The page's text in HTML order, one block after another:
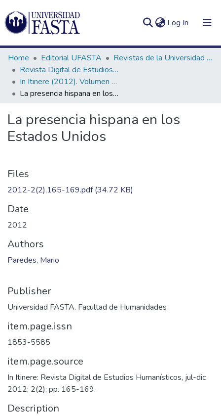
Log In (current)
Communities
&
Collections
All of DSpace
Statistics
Log
Home Editorial UFASTA
Revistas de la Universidad FASTA
Revista Digital de Estudios Humanísticos In Itinere
In Itinere (2012). Volumen 2, número 2
La presencia hispana en los Estados Unidos
La presencia hispana en los
Estados Unidos
Files
2012-2(2),165-169.pdf(34.72 KB)
Date
2012
Authors
Paredes, Mario
Publisher
Universidad FASTA. Facultad de Humanidades
item.page.issn
1853-5585
item.page.source
In Itinere: Revista Digital de Estudios Humanísticos, jul-dic
2012; 2(2); pp. 165-169.
Description